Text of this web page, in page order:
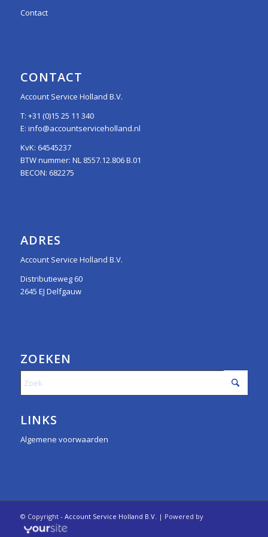
Contact
CONTACT
Account Service Holland B.V.
T: +31 (0)15 25 11 340
E: info@accountserviceholland.nl
KvK: 64545237
BTW nummer: NL 8557.12.806 B.01
BECON: 682275
ADRES
Account Service Holland B.V.
Distributieweg 60
2645 EJ Delfgauw
ZOEKEN
LINKS
Algemene voorwaarden
© Copyright - Account Service Holland B.V. | Powered by